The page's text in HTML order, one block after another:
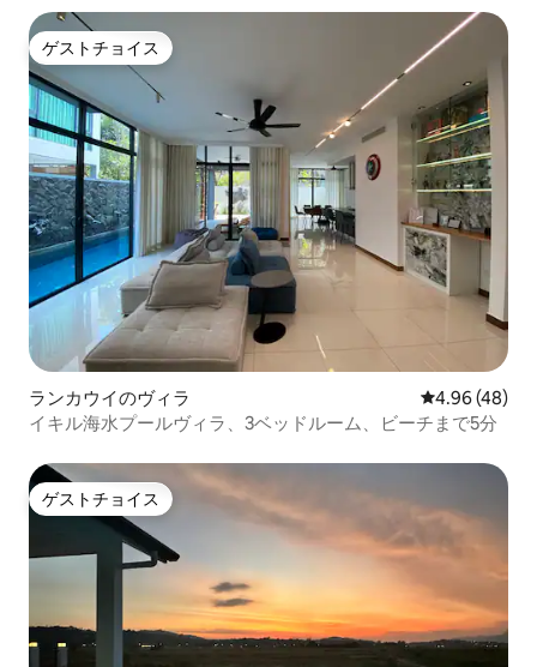
ゲストチョイス
ゲストチョイス
ランカウイのヴィラ レビュー48
4.96 (48)
イキル海水プールヴィラ、3ベッドルーム、ビーチまで5分
ゲストチョイス
ゲストチョイス